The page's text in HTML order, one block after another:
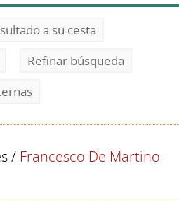
a su cesta
Refinar búsqueda
/ Francesco De Martino